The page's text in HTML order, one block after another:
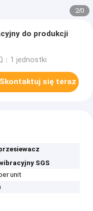
2/0
do produkcji
：1 jednostki
Skontaktuj się teraz
SGS
unit